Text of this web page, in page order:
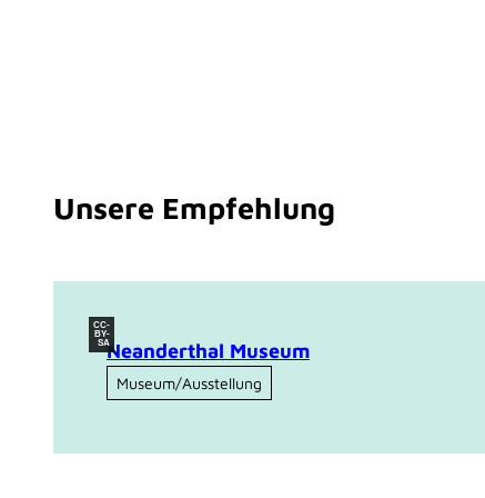
Unsere Empfehlung
CC-
BY-
SANeanderthal Museum
Museum/Ausstellung